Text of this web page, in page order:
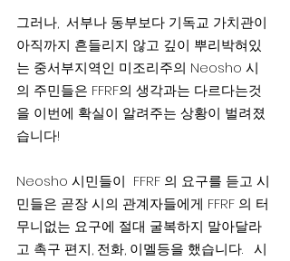
그러나,  서부나 동부보다 기독교 가치관이
아직까지 흔들리지 않고 깊이 뿌리박혀있
는 중서부지역인 미조리주의 Neosho 시
의 주민들은 FFRF의 생각과는 다르다는것
을 이번에 확실이 알려주는 상황이 벌려졌
습니다!
Neosho 시민들이  FFRF 의 요구를 듣고 시
민들은 곧장 시의 관계자들에게 FFRF 의 터
무니없는 요구에 절대 굴복하지 말아달라
고 촉구 편지, 전화, 이멜등을 했습니다.   시